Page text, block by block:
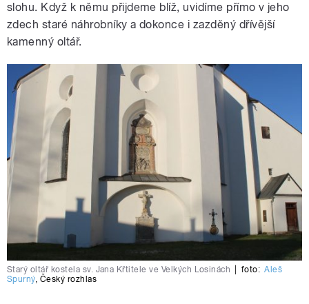
slohu. Když k němu přijdeme blíž, uvidíme přímo v jeho
zdech staré náhrobníky a dokonce i zazděný dřívější
kamenný oltář.
Starý oltář kostela sv. Jana Křtitele ve Velkých Losinách foto: Aleš
Spurný, Český rozhlas